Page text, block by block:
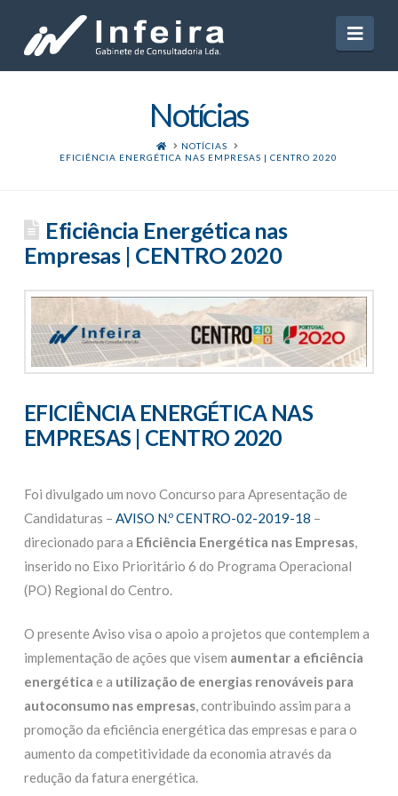
Notícias
HOMENOTÍCIAS
EFICIÊNCIA ENERGÉTICA NAS EMPRESAS | CENTRO 2020
Eficiência Energética nas
Empresas | CENTRO 2020
EFICIÊNCIA ENERGÉTICA NAS
EMPRESAS | CENTRO 2020
Foi divulgado um novo Concurso para Apresentação de
Candidaturas – AVISO N.º CENTRO-02-2019-18 –
direcionado para a Eficiência Energética nas Empresas,
inserido no Eixo Prioritário 6 do Programa Operacional
(PO) Regional do Centro.
O presente Aviso visa o apoio a projetos que contemplem a
implementação de ações que visem aumentar a eficiência
energética e a utilização de energias renováveis para
autoconsumo nas empresas, contribuindo assim para a
promoção da eficiência energética das empresas e para o
aumento da competitividade da economia através da
redução da fatura energética.